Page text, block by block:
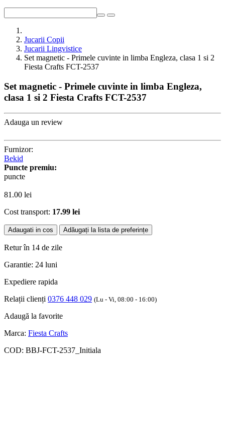
Jucarii Copii
Jucarii Lingvistice
Set magnetic - Primele cuvinte in limba Engleza, clasa 1 si 2
Fiesta Crafts FCT-2537
Set magnetic - Primele cuvinte in limba Engleza,
clasa 1 si 2 Fiesta Crafts FCT-2537
Adauga un review
Furnizor:
Bekid
Puncte premiu:
puncte
81.00 lei
Cost transport: 17.99 lei
Adaugati in cos Adăugați la lista de preferințe
Retur în 14 de zile
Garantie: 24 luni
Expediere rapida
Relații clienți 0376 448 029 (Lu - Vi, 08:00 - 16:00)
Adaugă la favorite
Marca: Fiesta Crafts
COD: BBJ-FCT-2537_Initiala